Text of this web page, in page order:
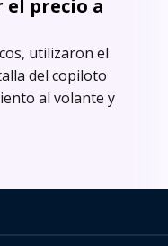
precio a
utilizaron el
del copiloto
al volante y